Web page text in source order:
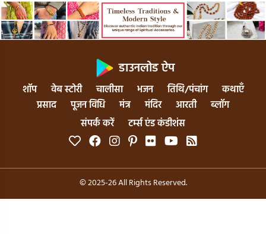
डाउनलोड ऐप
शॉप वेब स्टोरी चालीसा भजन तिथि/पंचांग
कथाएँ
प्रसाद
पूजन विधि मंत्र मंदिर आरती
ब्लॉग
संपर्क करें
टर्म्स एंड कंडीशंस
© 2025-26 All Rights Reserved.